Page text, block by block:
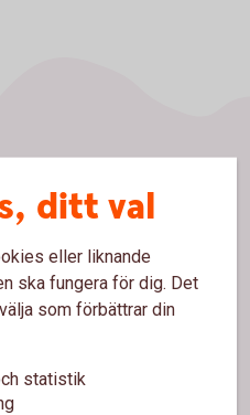
ditt val
eller liknande
ska fungera för dig. Det
som förbättrar din
statistik